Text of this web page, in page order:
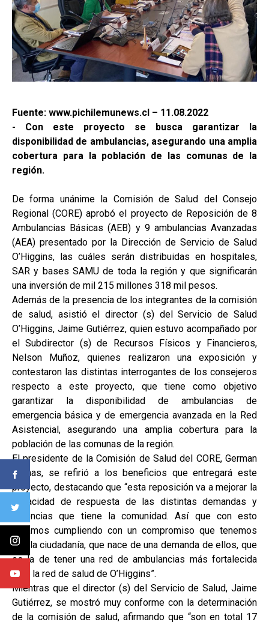
Fuente: www.pichilemunews.cl – 11.08.2022
- Con este proyecto se busca garantizar la
disponibilidad de ambulancias, asegurando una amplia
cobertura para la población de las comunas de la
región.
De forma unánime la Comisión de Salud del Consejo
Regional (CORE) aprobó el proyecto de Reposición de 8
Ambulancias Básicas (AEB) y 9 ambulancias Avanzadas
(AEA) presentado por la Dirección de Servicio de Salud
O’Higgins, las cuáles serán distribuidas en hospitales,
SAR y bases SAMU de toda la región y que significarán
una inversión de mil 215 millones 318 mil pesos.
Además de la presencia de los integrantes de la comisión
de salud, asistió el director (s) del Servicio de Salud
O’Higgins, Jaime Gutiérrez, quien estuvo acompañado por
el Subdirector (s) de Recursos Físicos y Financieros,
Nelson Muñoz, quienes realizaron una exposición y
contestaron las distintas interrogantes de los consejeros
respecto a este proyecto, que tiene como objetivo
garantizar la disponibilidad de ambulancias de
emergencia básica y de emergencia avanzada en la Red
Asistencial, asegurando una amplia cobertura para la
población de las comunas de la región.
El presidente de la Comisión de Salud del CORE, German
Arenas, se refirió a los beneficios que entregará este
proyecto, destacando que “esta reposición va a mejorar la
capacidad de respuesta de las distintas demandas y
urgencias que tiene la comunidad. Así que con esto
estamos cumpliendo con un compromiso que tenemos
con la ciudadanía, que nace de una demanda de ellos, que
es la de tener una red de ambulancias más fortalecida
para la red de salud de O’Higgins”.
Mientras que el director (s) del Servicio de Salud, Jaime
Gutiérrez, se mostró muy conforme con la determinación
de la comisión de salud, afirmando que “son en total 17